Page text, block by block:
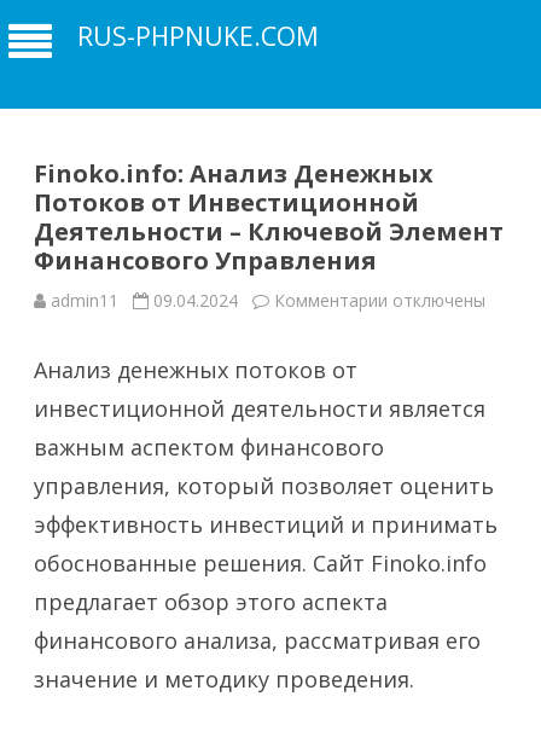
RUS-PHPNUKE.COM
Finoko.info: Анализ Денежных
Потоков от Инвестиционной
Деятельности – Ключевой Элемент
Финансового Управления
admin11 09.04.2024 Комментарии к
от
Элемент
Финансового
Управления
отключены
Анализ денежных потоков от
инвестиционной деятельности является
важным аспектом финансового
управления, который позволяет оценить
эффективность инвестиций и принимать
обоснованные решения. Сайт Finoko.info
предлагает обзор этого аспекта
финансового анализа, рассматривая его
значение и методику проведения.